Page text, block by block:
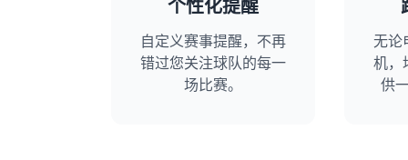
个性化提醒
自定义赛事提醒，不再
错过您关注球队的每一
场比赛。
无论
机，
供